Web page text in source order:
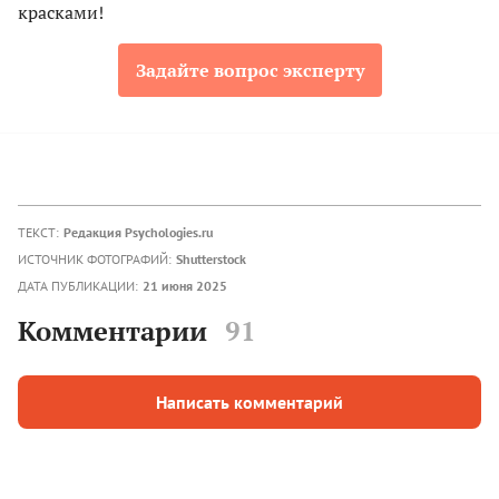
красками!
Задайте вопрос эксперту
ТЕКСТ: Редакция Psychologies.ru
ИСТОЧНИК ФОТОГРАФИЙ: Shutterstock
ДАТА ПУБЛИКАЦИИ: 21 июня 2025
Комментарии 91
Написать комментарий